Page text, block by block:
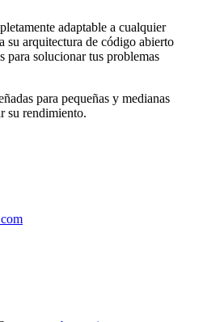
adaptable a cualquier
su arquitectura de código abierto
para solucionar tus problemas
para pequeñas y medianas
su rendimiento.